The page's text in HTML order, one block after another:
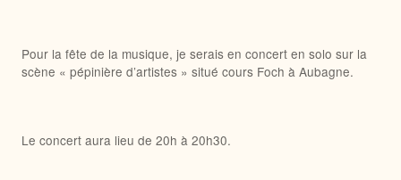
Pour la fête de la musique, je serais en concert en solo sur la
scène « pépinière d’artistes » situé cours Foch à Aubagne.
Le concert aura lieu de 20h à 20h30.